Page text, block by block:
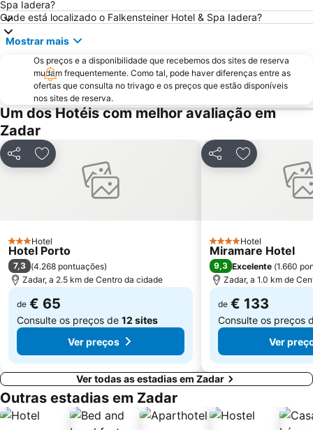
Spa Iadera?
Onde está localizado o Falkensteiner Hotel & Spa Iadera?
Mostrar mais
Os preços e a disponibilidade que recebemos dos sites de reserva
mudam frequentemente. Como tal, pode haver diferenças entre as
ofertas que consulta no trivago e os preços que estão disponíveis
nos sites de reserva.
Um dos Hotéis com melhor avaliação em
Zadar
PartilharAdicionar aos favoritos
3 Estrelas
Hotel
Hotel Porto
7,3 (4.268 pontuações)
Zadar, a 2.5 km de Centro da cidade
de € 65
Consulte os preços de 12 sites
Ver preços
PartilharAdicionar
4 Estrelas
Hotel
Miramare Hotel
9,3 Excelente (1.660
Zadar, a 1.0 km de
de € 133
Consulte os preços
Ver
Ver todas as estadias em Zadar
Outras estadias em Zadar